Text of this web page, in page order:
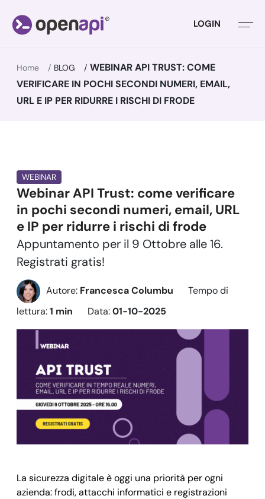
LOGIN
Home BLOG
WEBINAR API TRUST: COME
VERIFICARE IN POCHI SECONDI NUMERI, EMAIL,
URL E IP PER RIDURRE I RISCHI DI FRODE
WEBINAR
Webinar API Trust: come verificare
in pochi secondi numeri, email, URL
e IP per ridurre i rischi di frode
Appuntamento per il 9 Ottobre alle 16.
Registrati gratis!
Autore: Francesca Columbu
Tempo di
lettura:1 min Data:01-10-2025
La sicurezza digitale è oggi una priorità per ogni
azienda: frodi, attacchi informatici e registrazioni